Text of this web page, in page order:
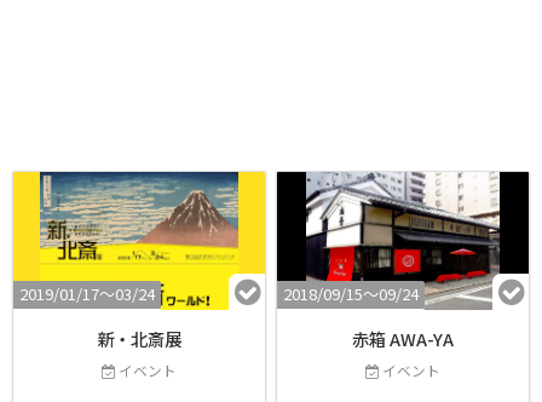
2019/01/17〜03/24
新・北斎展
イベント
2018/09/15〜09/24
赤箱 AWA-YA
イベント